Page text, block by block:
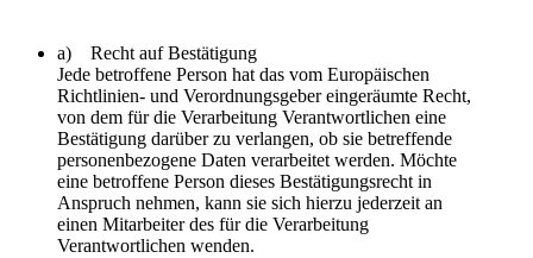
a) Recht auf Bestätigung
Jede betroffene Person hat das vom Europäischen
Richtlinien- und Verordnungsgeber eingeräumte Recht,
von dem für die Verarbeitung Verantwortlichen eine
Bestätigung darüber zu verlangen, ob sie betreffende
personenbezogene Daten verarbeitet werden. Möchte
eine betroffene Person dieses Bestätigungsrecht in
Anspruch nehmen, kann sie sich hierzu jederzeit an
einen Mitarbeiter des für die Verarbeitung
Verantwortlichen wenden.